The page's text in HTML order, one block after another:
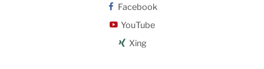
Facebook
YouTube
Xing